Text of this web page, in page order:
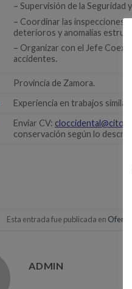
– Supervisión de la Seguridad
– Coordinar las inspecciones
deterioros y anomalías
– Organizar con el Jefe
accidentes.
Provincia de Zamora.
Experiencia en trabajos
Enviar CV:
conservación según lo descrito.
Esta entrada fue publicada en
ADMIN